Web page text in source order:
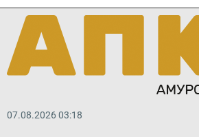
07.08.2026 03:18